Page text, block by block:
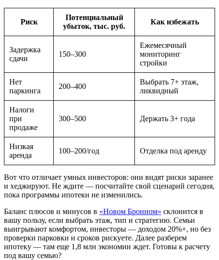
Риск
Потенциальный
убыток, тыс. руб.
Как избежать
Задержка
сдачи
150–300
Ежемесячный
мониторинг
стройки
Нет
паркинга
200–400
Выбрать 7+ этаж,
ликвидный
Налоги
при
продаже
300–500 Держать 3+ года
Низкая
аренда
100–200/год Отделка под аренду
Вот что отличает умных инвесторов: они видят риски заранее
и хеджируют. Не ждите — посчитайте свой сценарий сегодня,
пока программы ипотеки не изменились.
Баланс плюсов и минусов в «Новом Бронном» склонится в
вашу пользу, если выбрать этаж, тип и стратегию. Семьи
выигрывают комфортом, инвесторы — доходом 20%+, но без
проверки парковки и сроков рискуете. Далее разберем
ипотеку — там еще 1,8 млн экономии ждет. Готовы к расчету
под вашу семью?